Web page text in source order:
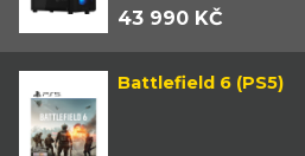
43 990 KČ
Battlefield 6 (PS5)